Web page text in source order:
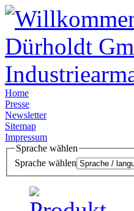
Home
Presse
Newsletter
Sitemap
Impressum
Sprache wählen
Sprache wählen